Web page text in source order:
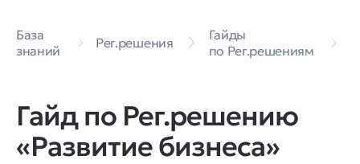
База
знаний
Рег.решения
Гайды
по Рег.решениям
Гайд по Рег.решению
«Развитие бизнеса»